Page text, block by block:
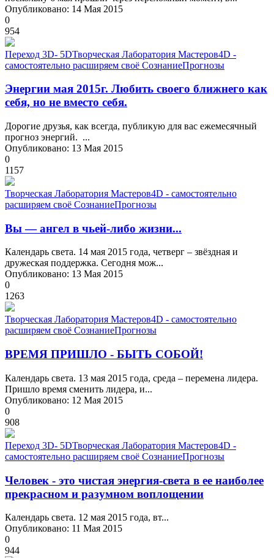
Опубликовано: 14 Мая 2015
0
954
Переход 3D- 5DТворческая Лаборатория Мастеров4D -
самостоятельно расширяем своё СознаниеПрогнозы
Энергии мая 2015г. Любить своего ближнего как
себя, но не вместо себя.
Дорогие друзья, как всегда, публикую для вас ежемесячный
прогноз энергий. ...
Опубликовано: 13 Мая 2015
0
1157
Творческая Лаборатория Мастеров4D - самостоятельно
расширяем своё СознаниеПрогнозы
Вы — ангел в чьей-либо жизни...
Календарь света. 14 мая 2015 года, четверг – звёздная и
дружеская поддержка. Сегодня мож...
Опубликовано: 13 Мая 2015
0
1263
Творческая Лаборатория Мастеров4D - самостоятельно
расширяем своё СознаниеПрогнозы
ВРЕМЯ ПРИШЛО - БЫТЬ СОБОЙ!
Календарь света. 13 мая 2015 года, среда – перемена лидера.
Пришло время сменить лидера, и...
Опубликовано: 12 Мая 2015
0
908
Переход 3D- 5DТворческая Лаборатория Мастеров4D -
самостоятельно расширяем своё СознаниеПрогнозы
Человек - это чистая энергия-света в ее наиболее
прекрасном и разумном воплощении
Календарь света. 12 мая 2015 года, вт...
Опубликовано: 11 Мая 2015
0
944